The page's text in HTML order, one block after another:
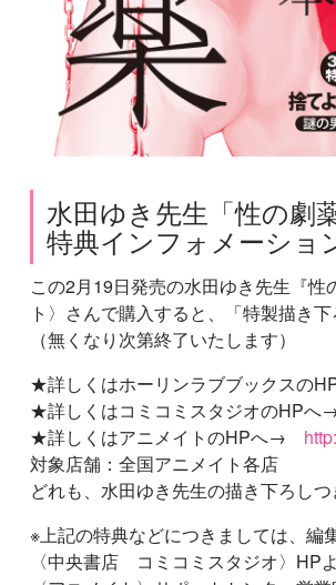
水田ゆき先生「性の劇薬
特典インフォメーショ
この2月19日発売の水田ゆき先生『
ト〉さんで購入すると、「特製描き
（無くなり次第終了いたします）
★詳しくはホーリンラブブックスの
★詳しくはコミコミスタジオのHP
★詳しくはアニメイトのHPへ→
対象店舗：全国アニメイト各店
どれも、水田ゆき先生の描き下ろし
※上記の特典などにつきましては、編
〈中央書店 コミコミスタジオ〉HP